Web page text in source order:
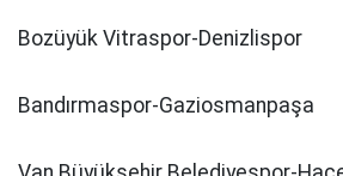
Bozüyük Vitraspor-Denizlispor
Bandırmaspor-Gaziosmanpaşa